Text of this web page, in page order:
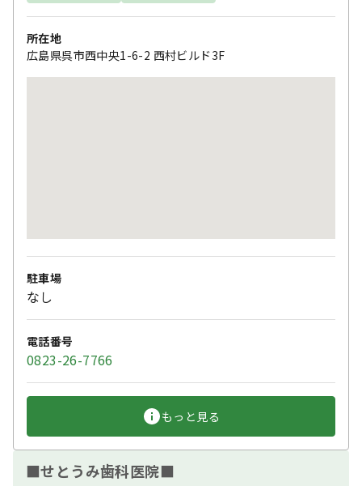
所在地
広島県呉市西中央1-6-2 西村ビルド3F
駐車場
なし
電話番号
0823-26-7766
もっと見る
■せとうみ歯科医院■